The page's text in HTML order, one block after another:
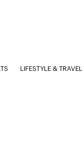
LIFESTYLE & TRAVEL